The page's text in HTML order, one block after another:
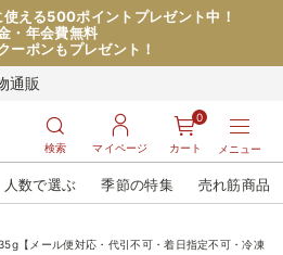
える500ポイントプレゼント中！
・年会費無料
ーポンもプレゼント！
通販
検索 マイページ カート
0
メニュー
人数で選ぶ 季節の特集 売れ筋商品
【メール便対応・代引不可・着日指定不可・冷凍